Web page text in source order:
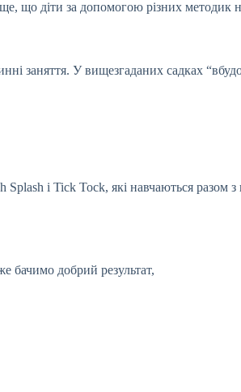
що діти за допомогою різних методик
заняття. У вищезгаданих садках
Splash і Tick Tock, які навчаються разом
бачимо добрий результат,